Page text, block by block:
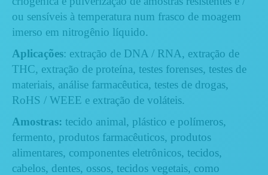
ou sensíveis à temperatura num frasco de moagem
imerso em nitrogênio líquido.
Aplicações: extração de DNA / RNA, extração de
THC, extração de proteína, testes forenses, testes de
materiais, análise farmacêutica, testes de drogas,
RoHS / WEEE e extração de voláteis.
Amostras: tecido animal, plástico e polímeros,
fermento, produtos farmacêuticos, produtos
alimentares, componentes eletrônicos, tecidos,
cabelos, dentes, ossos, tecidos vegetais, como